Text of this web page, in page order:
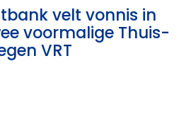
velt vonnis in
voormalige Thuis-
VRT